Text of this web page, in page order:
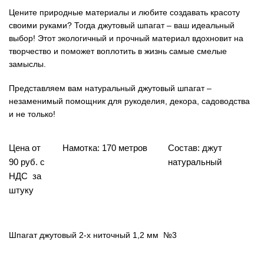
Цените природные материалы и любите создавать красоту
своими руками? Тогда джутовый шпагат – ваш идеальный
выбор! Этот экологичный и прочный материал вдохновит на
творчество и поможет воплотить в жизнь самые смелые
замыслы.
Представляем вам натуральный джутовый шпагат –
незаменимый помощник для рукоделия, декора, садоводства
и не только!
Цена от
90 руб. с
НДС за
штуку
Намотка: 170 метров
Состав: джут
натуральный
Шпагат джутовый 2-х ниточный 1,2 мм №3